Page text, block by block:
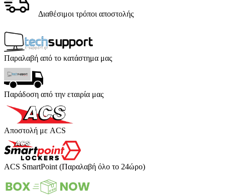
Διαθέσιμοι τρόποι αποστολής
Παραλαβή από το κατάστημα μας
Παράδοση από την εταιρία μας
Αποστολή με ACS
ACS SmartPoint (Παραλαβή όλο το 24ώρο)